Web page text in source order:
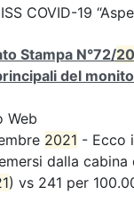
COVID-19
Stampa N°72/
del
Web
2021 - Ecco
dalla cabina
) vs 241 per